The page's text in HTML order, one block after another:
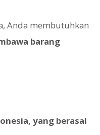
Anda membutuhkan
barang
yang berasal